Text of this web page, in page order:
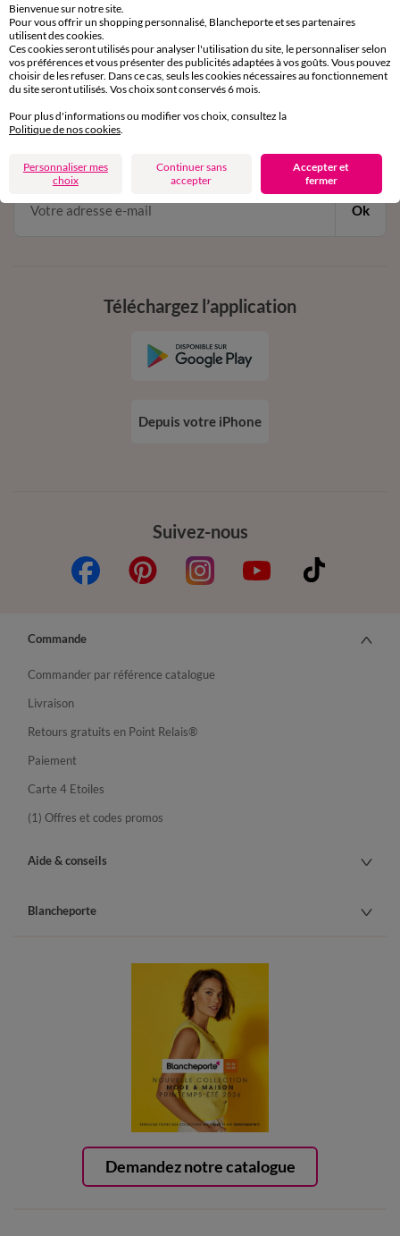
par chat et par téléphone
de 8h00 à 20h00 du lundi au samedi
11€ Offerts
en vous inscrivant à la newsletter
conditions dans votre email de confirmation
Ok
Suivez-nous
Téléchargez l’application
Depuis votre iPhone
Demandez notre catalogue
Commande
Commander par référence catalogue
Livraison
Retours gratuits en Point Relais®
Paiement
Carte 4 Etoiles
(1) Offres et codes promos
Aide & conseils
Blancheporte
Bienvenue sur notre site.
Pour vous offrir un shopping personnalisé, Blancheporte et ses partenaires
utilisent des cookies.
Ces cookies seront utilisés pour analyser l'utilisation du site, le personnaliser selon
vos préférences et vous présenter des publicités adaptées à vos goûts. Vous pouvez
choisir de les refuser. Dans ce cas, seuls les cookies nécessaires au fonctionnement
du site seront utilisés. Vos choix sont conservés 6 mois.
Pour plus d'informations ou modifier vos choix, consultez la
Politique de nos cookies
Personnaliser mes
choix
Continuer sans
accepter
Accepter et
fermer